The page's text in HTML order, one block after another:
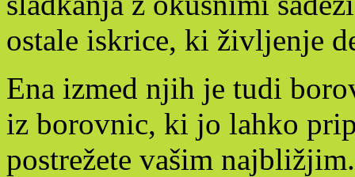
ostale iskrice, ki življenje
Ena izmed njih je tudi
iz borovnic, ki jo lahko
postrežete vašim najbližjim.